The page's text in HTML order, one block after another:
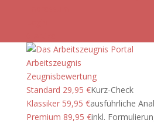
Arbeitszeugnis
Zeugnisbewertung
Standard 29,95 €Kurz-Check
Klassiker 59,95 €ausführliche
Premium 89,95 €inkl.